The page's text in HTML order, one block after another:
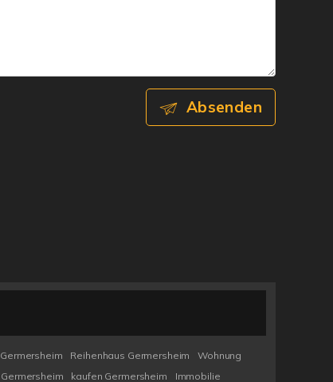
Absenden
Reihenhaus Germersheim
Wohnung
kaufen Germersheim
Immobilie